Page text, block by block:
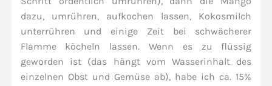
dazu, umrühren, aufkochen lassen, Kokosmilch
unterrühren und einige Zeit bei schwächerer
Flamme köcheln lassen. Wenn es zu flüssig
geworden ist (das hängt vom Wasserinhalt des
einzelnen Obst und Gemüse ab), habe ich ca. 15%